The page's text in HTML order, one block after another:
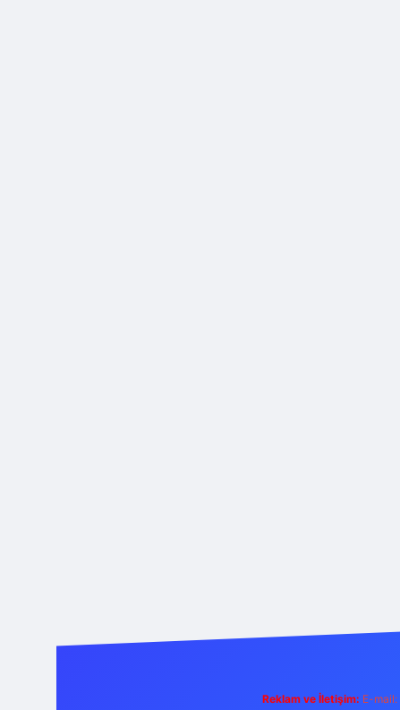
Reklam ve İletişim: E-mail: